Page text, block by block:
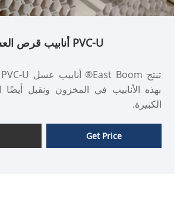
PVC-U أنابيب قرص العسل
بهذه الأنابيب في المخزون ونقبل
الكبيرة.
Get Price